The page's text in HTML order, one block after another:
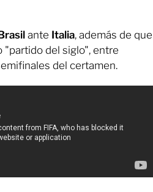
ante Italia, además de que
del siglo", entre
del certamen.